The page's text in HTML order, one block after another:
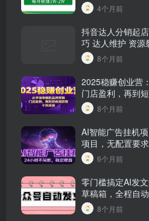
4个月前
抖音达人分销起
巧 达人维护 资源
8个月前
2025稳赚创业营
门店盈利，再到
8个月前
AI智能广告挂机
项目，无配置要
6个月前
零门槛搞定AI发
草稿箱，全程自
8个月前